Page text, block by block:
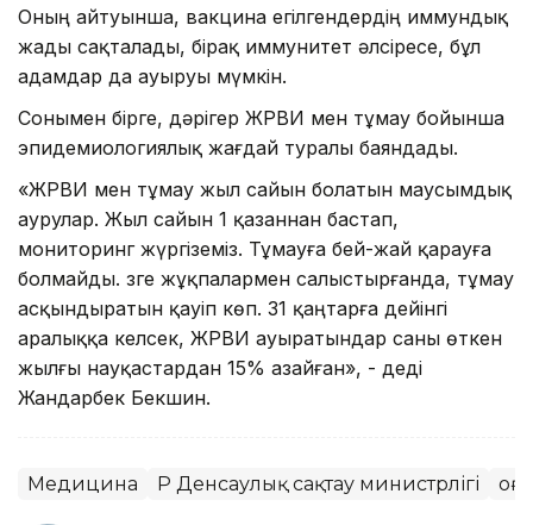
Оның айтуынша, вакцина егілгендердің иммундық
жады сақталады, бірақ иммунитет әлсіресе, бұл
адамдар да ауыруы мүмкін.
Сонымен бірге, дәрігер ЖРВИ мен тұмау бойынша
эпидемиологиялық жағдай туралы баяндады.
«ЖРВИ мен тұмау жыл сайын болатын маусымдық
аурулар. Жыл сайын 1 қазаннан бастап,
мониторинг жүргіземіз. Тұмауға бей-жай қарауға
болмайды. Өзге жұқпалармен салыстырғанда, тұмау
асқындыратын қауіп көп. 31 қаңтарға дейінгі
аралыққа келсек, ЖРВИ ауыратындар саны өткен
жылғы науқастардан 15% азайған», - деді
Жандарбек Бекшин.
Медицина ҚР Денсаулық сақтау министрлігі